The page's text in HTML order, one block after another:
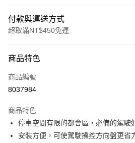
付款與運送方式
超取滿NT$450免運
信用卡一次付款
信用卡分期付款
合作金庫商業銀行
華南商業銀行
彰化
上海商業儲蓄銀行
台北
超商取貨付款
LINE Pay
商品特色
商品編號
8037984
商品特色
停車空間有限的都會區，必備的駕駛
安裝方便，可使駕駛操控方向盤更省